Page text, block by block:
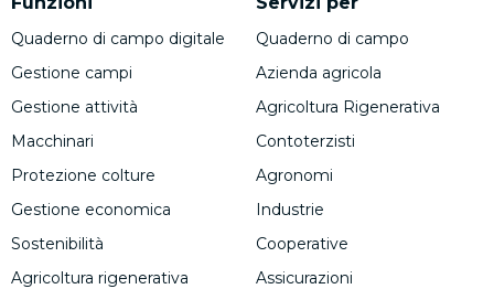
Quaderno di campo digitale
Gestione campi
Gestione attività
Macchinari
Protezione colture
Gestione economica
Sostenibilità
Agricoltura rigenerativa
Quaderno di campo
Azienda agricola
Agricoltura Rigenerativa
Contoterzisti
Agronomi
Industrie
Cooperative
Assicurazioni